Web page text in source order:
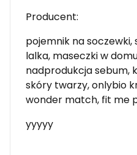
Producent:
pojemnik na
lalka, maseczki w
nadprodukcja sebum,
skóry twarzy, onlybio
wonder match, fit me
yyyyy